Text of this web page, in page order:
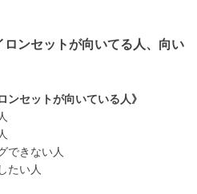
ンセットが向いてる人、向い
ンセットが向いている人》
できない人
たい人